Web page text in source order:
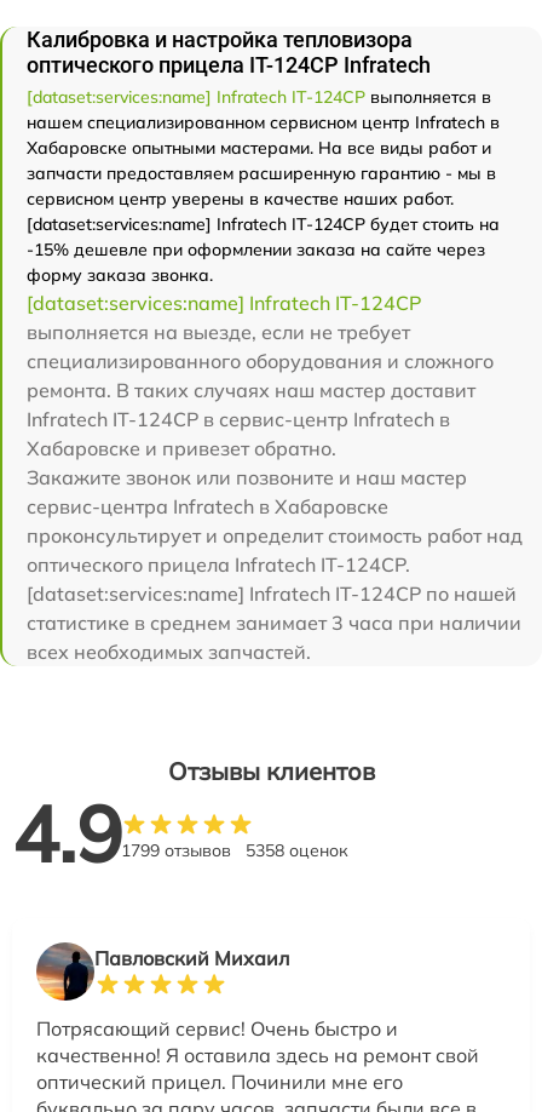
Калибровка и настройка тепловизора
оптического прицела IT-124CP Infratech
[dataset:services:name] Infratech IT-124CP выполняется в
нашем специализированном сервисном центр Infratech в
Хабаровске опытными мастерами. На все виды работ и
запчасти предоставляем расширенную гарантию - мы в
сервисном центр уверены в качестве наших работ.
[dataset:services:name] Infratech IT-124CP будет стоить на
-15% дешевле при оформлении заказа на сайте через
форму заказа звонка.
[dataset:services:name] Infratech IT-124CP
выполняется на выезде, если не требует
специализированного оборудования и сложного
ремонта. В таких случаях наш мастер доставит
Infratech IT-124CP в сервис-центр Infratech в
Хабаровске и привезет обратно.
Закажите звонок или позвоните и наш мастер
сервис-центра Infratech в Хабаровске
проконсультирует и определит стоимость работ над
оптического прицела Infratech IT-124CP.
[dataset:services:name] Infratech IT-124CP по нашей
статистике в среднем занимает 3 часа при наличии
всех необходимых запчастей.
Отзывы клиентов
4.91799 отзывов 5358 оценок
Павловский Михаил
Потрясающий сервис! Очень быстро и
качественно! Я оставила здесь на ремонт свой
оптический прицел. Починили мне его